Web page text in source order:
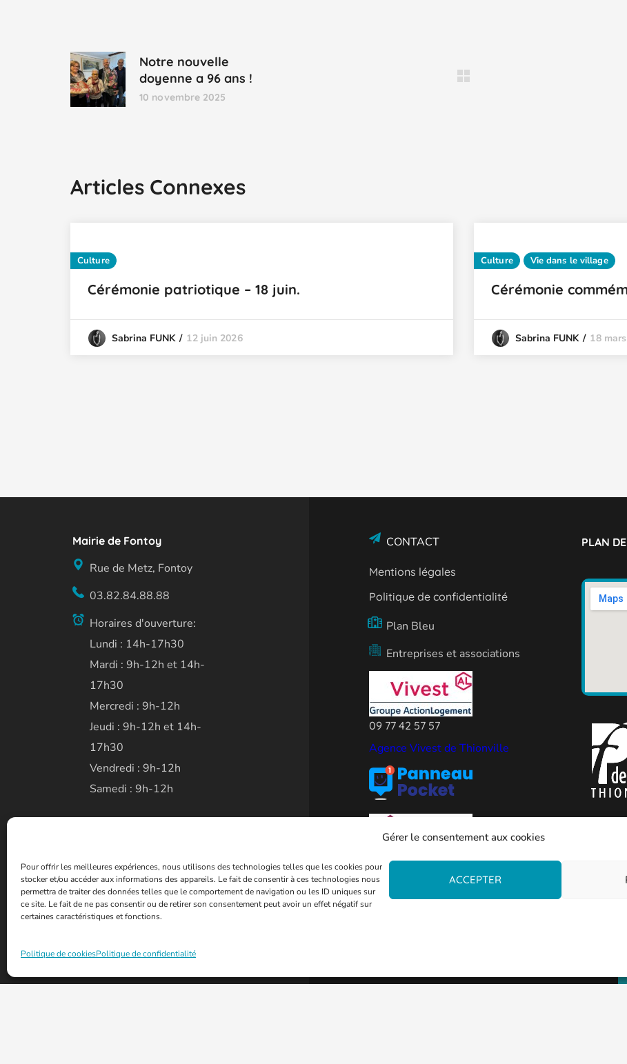
Gérer le consentement aux cookies
Pour offrir les meilleures expériences, nous utilisons des technologies telles que les cookies pour
stocker et/ou accéder aux informations des appareils. Le fait de consentir à ces technologies nous
permettra de traiter des données telles que le comportement de navigation ou les ID uniques sur
ce site. Le fait de ne pas consentir ou de retirer son consentement peut avoir un effet négatif sur
certaines caractéristiques et fonctions.
ACCEPTER
Politique de cookiesPolitique de confidentialité
Notre nouvelle
doyenne a 96 ans !
10 novembre 2025
Articles Connexes
Culture
Cérémonie patriotique – 18 juin.
Sabrina FUNK 12 juin 2026
Culture Vie dans le village
Cérémonie
Sabrina FUNK 18
Mairie de Fontoy
Rue de Metz, Fontoy
03.82.84.88.88
Horaires d'ouverture:
Lundi : 14h-17h30
Mardi : 9h-12h et 14h-
17h30
Mercredi : 9h-12h
Jeudi : 9h-12h et 14h-
17h30
Vendredi : 9h-12h
Samedi : 9h-12h
CONTACT
Mentions légales
Politique de confidentialité
Plan Bleu
Entreprises et associations
09 77 42 57 57
Agence Vivest de Thionville
PLAN